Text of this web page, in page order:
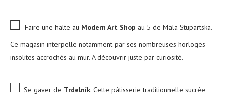
□ Faire une halte au Modern Art Shop au 5 de Mala Stupartska.
Ce magasin interpelle notamment par ses nombreuses horloges
insolites accrochés au mur. A découvrir juste par curiosité.
□ Se gaver de Trdelník. Cette pâtisserie traditionnelle sucrée